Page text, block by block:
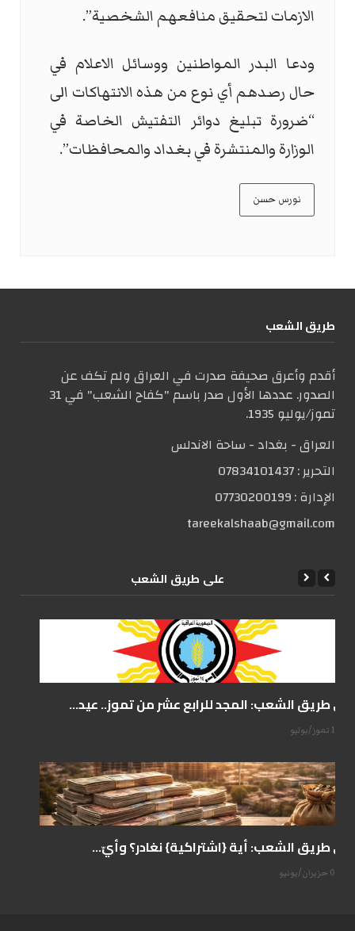
الازمات لتحقيق منافعهم الشخصية”.
ودعا البدر المواطنين ووسائل الاعلام في
حال رصدهم أي نوع من هذه الانتهاكات الى
“ضرورة تبليغ دوائر التفتيش الخاصة في
الوزارة والمنتشرة في بغداد والمحافظات”.
نورس حسن
طریق الشعب
أقدم وأعرق صحيفة صدرت في العراق ولم تكف عن
الصدور. عددها الأول صدر باسم "كفاح الشعب" في 31
تموز/يوليو 1935.
العراق - بغداد - ساحة الاندلس
التحریر :07834101437
الإدارة :07730200199
tareekalshaab@gmail.com
علی طریق الشعب
على طريق الشعب: المجد للرابع عشر من تموز.. عيد...
14 تموز/يوليو
على طريق الشعب: أية {اشتراكية} نغادر؟ وأيّ...
07 حزيران/يونيو